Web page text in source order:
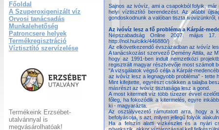
Főoldal
A Szuperoxigenizált víz
Orvosi tanácsadás
Munkalehetőség
Patroncsere helyek
Termékregisztráció
Víztisztító szervízelése
Termékeink Erzsébet-
utalvánnyal is
megvásárolhatóak!
Sajnos az ivóvíz, ami a csapokból folyik,
helyi víztisztító berendezést. Az alábbi
gondoskodnunk a valóban tiszta
Az ivóvíz lesz a fő probléma a Kárpát-
Népszabadság Online 2007. május
http://nol.hu/cikk/446880/)
Az elkövetkezendő évszázadban az ivóvíz
A tanácskozást szervező Demény Attila, az
hogy az 1991-ben indult nemzetközi
regisztrált magyar résztvevője most számolt
"A vizsgálatok végső célja a Kárpát-
az ivóvíz lesz a legnagyobb probléma" - tette
Mint kifejtette, egyrészt csökken a talajba
másrészt az ivóvíz tisztasága lesz a gond.
A most kitermelt víz több tízezer évvel
főleg, ha fokozódik a kitermelés, egyre
ki - magyarázta.
Az osztályvezető rámutatott arra, hogy a
befolyásolja, s azt, milyen jellegű folyók
Ha a felszín alatti vízkészlet és a nyári